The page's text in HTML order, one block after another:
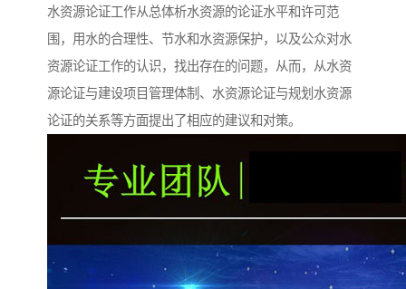
水资源论证工作从总体析水资源的论证水平和许可范
围，用水的合理性、节水和水资源保护，以及公众对水
资源论证工作的认识，找出存在的问题，从而，从水资
源论证与建设项目管理体制、水资源论证与规划水资源
论证的关系等方面提出了相应的建议和对策。